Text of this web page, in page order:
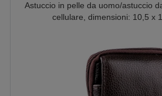
Astuccio in pelle da uomo/astuccio
cellulare, dimensioni: 10,5 x